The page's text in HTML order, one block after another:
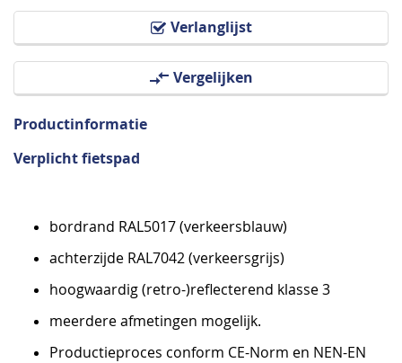
Verlanglijst
Vergelijken
van
Productinformatie
Verplicht fietspad
bordrand RAL5017 (verkeersblauw)
achterzijde RAL7042 (verkeersgrijs)
hoogwaardig (retro-)reflecterend klasse 3
meerdere afmetingen mogelijk.
Productieproces conform CE-Norm en NEN-EN